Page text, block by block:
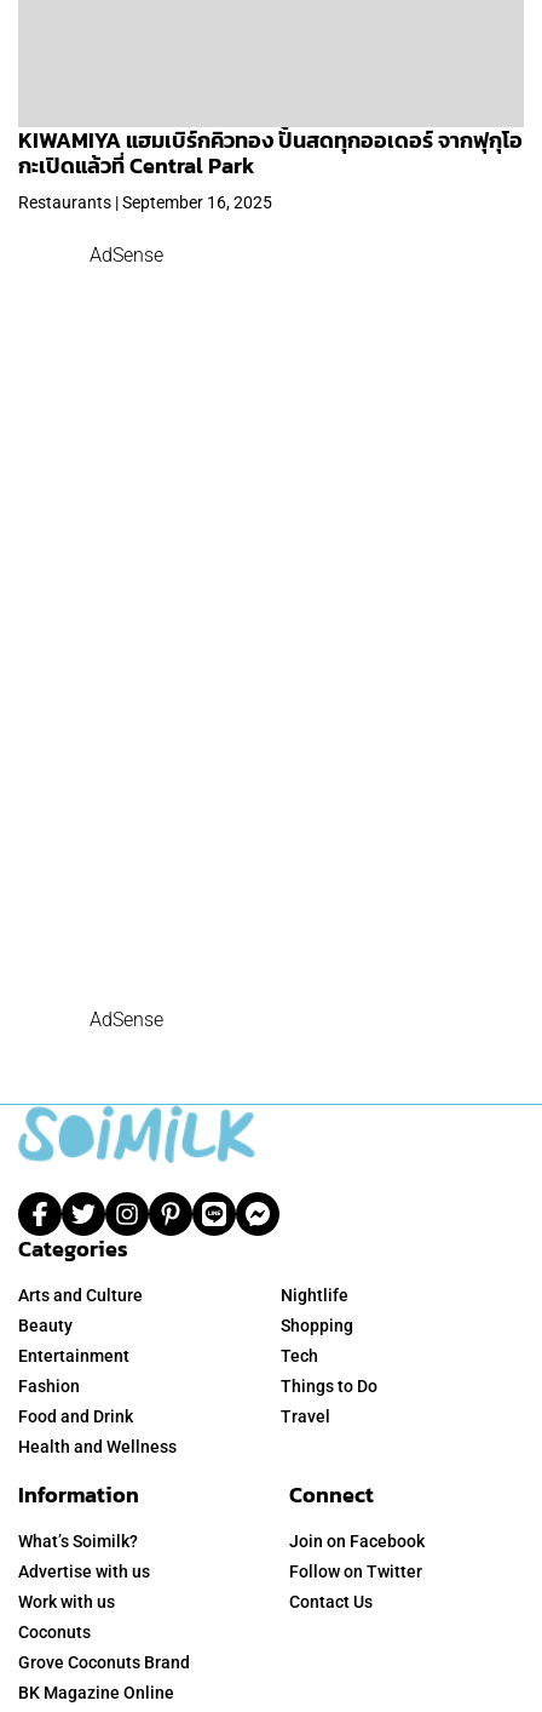
KIWAMIYA แฮมเบิร์กคิวทอง ปั้นสดทุกออเดอร์ จากฟุกุโอ
กะเปิดแล้วที่ Central Park
Restaurants | September 16, 2025
AdSense
AdSense
Categories
Arts and Culture
Beauty
Entertainment
Fashion
Food and Drink
Health and Wellness
Nightlife
Shopping
Tech
Things to Do
Travel
Information
What’s Soimilk?
Advertise with us
Work with us
Coconuts
Grove Coconuts Brand
BK Magazine Online
Connect
Join on Facebook
Follow on Twitter
Contact Us